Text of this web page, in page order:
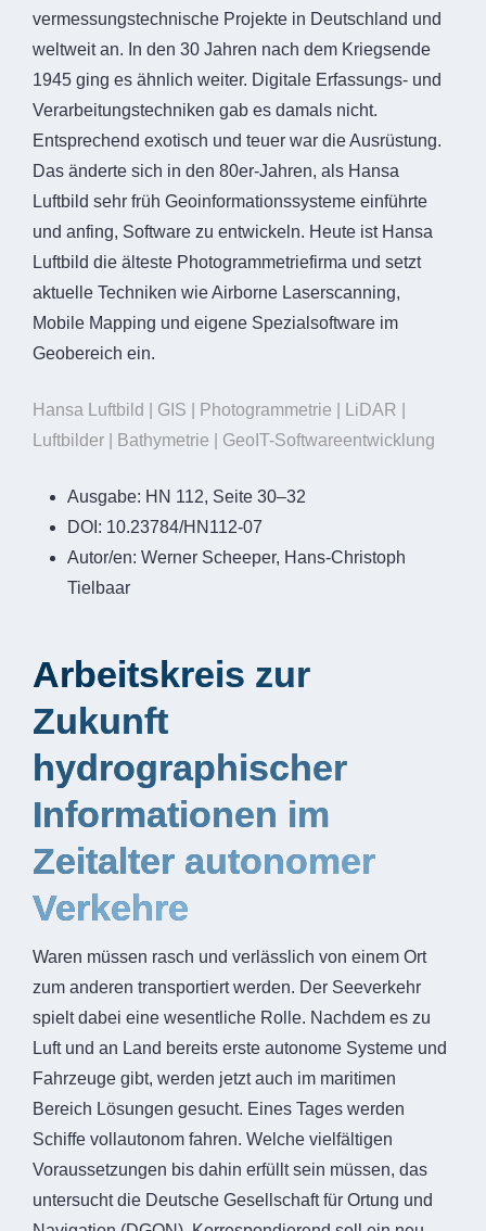
vermessungstechnische Projekte in Deutschland und
weltweit an. In den 30 Jahren nach dem Kriegsende
1945 ging es ähnlich weiter. Digitale Erfassungs- und
Verarbeitungstechniken gab es damals nicht.
Entsprechend exotisch und teuer war die Ausrüstung.
Das änderte sich in den 80er-Jahren, als Hansa
Luftbild sehr früh Geoinformationssysteme einführte
und anfing, Software zu entwickeln. Heute ist Hansa
Luftbild die älteste Photogrammetriefirma und setzt
aktuelle Techniken wie Airborne Laserscanning,
Mobile Mapping und eigene Spezialsoftware im
Geobereich ein.
Hansa Luftbild | GIS | Photogrammetrie | LiDAR |
Luftbilder | Bathymetrie | GeoIT-Softwareentwicklung
Ausgabe: HN 112, Seite 30–32
DOI: 10.23784/HN112-07
Autor/en: Werner Scheeper, Hans-Christoph
Tielbaar
Arbeitskreis zur
Zukunft
hydrographischer
Informationen im
Zeitalter autonomer
Verkehre
Waren müssen rasch und verlässlich von einem Ort
zum anderen transportiert werden. Der Seeverkehr
spielt dabei eine wesentliche Rolle. Nachdem es zu
Luft und an Land bereits erste autonome Systeme und
Fahrzeuge gibt, werden jetzt auch im maritimen
Bereich Lösungen gesucht. Eines Tages werden
Schiffe vollautonom fahren. Welche vielfältigen
Voraussetzungen bis dahin erfüllt sein müssen, das
untersucht die Deutsche Gesellschaft für Ortung und